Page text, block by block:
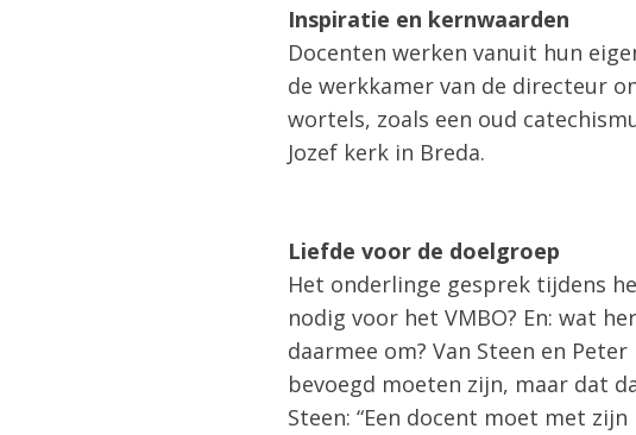
Inspiratie en kernwaarden
Docenten werken vanuit hun
de werkkamer van de directeur
wortels, zoals een oud
Jozef kerk in Breda.
Liefde voor de doelgroep
Het onderlinge gesprek tijdens
nodig voor het VMBO? En: wat
daarmee om? Van Steen en
bevoegd moeten zijn, maar dat
Steen: “Een docent moet met